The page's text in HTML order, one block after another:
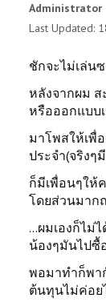
ติดต่อบริการ
Administrator
Last Updated:
ชักจะไม่เล่น
หลังจากผม ส
หรือออกแบบ
มาโพสให้เพื่
ประจำ(จริงๆ
ก็มีเพื่อนๆให้
โดยส่วนมาก
...ผมเองก็ไม่
น้องๆมันไปซื้
พอมาทำก็พา
ต้นทุนไม่ค่อย